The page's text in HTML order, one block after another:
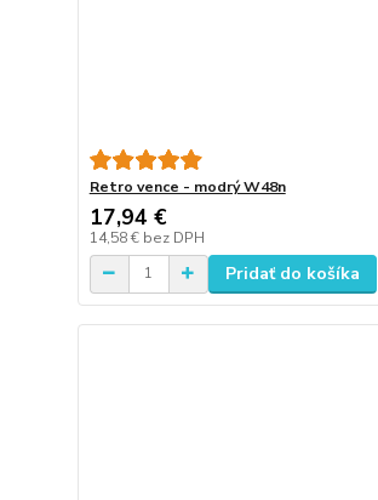
Retro vence - modrý W48n
17,94 €
14,58 € bez DPH
Pridať do košíka